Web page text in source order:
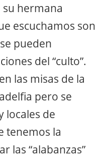
hermana
escuchamos son
pueden
del “culto”.
las misas de la
pero se
locales de
tenemos la
las “alabanzas”